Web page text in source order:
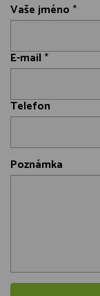
Vaše jméno *
E-mail *
Telefon
Poznámka